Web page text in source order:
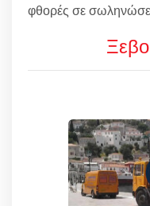
φθορές σε